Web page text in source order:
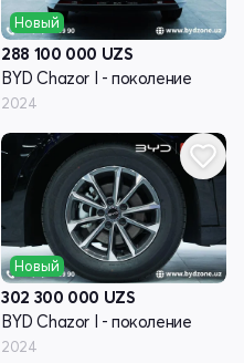
Новый
288 100 000 UZS
BYD Chazor I - поколение
2024
Новый
302 300 000 UZS
BYD Chazor I - поколение
2024